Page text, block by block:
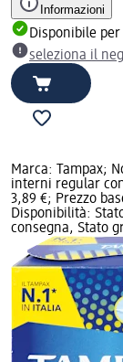
Informazioni
Disponibile
seleziona il
Marca: Tampax;
interni regular
3,89 €; Prezzo
Disponibilità:
consegna, Stato